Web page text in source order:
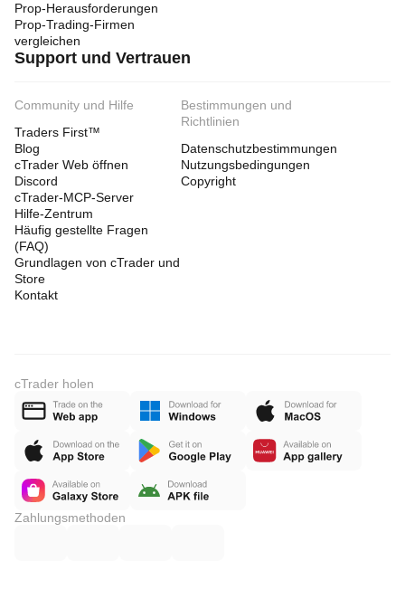
Prop-Herausforderungen
Prop-Trading-Firmen
vergleichen
Support und Vertrauen
Community und Hilfe
Traders First™
Blog
cTrader Web öffnen
Discord
cTrader-MCP-Server
Hilfe-Zentrum
Häufig gestellte Fragen
(FAQ)
Grundlagen von cTrader und
Store
Kontakt
Bestimmungen und
Richtlinien
Datenschutzbestimmungen
Nutzungsbedingungen
Copyright
cTrader holen
Zahlungsmethoden